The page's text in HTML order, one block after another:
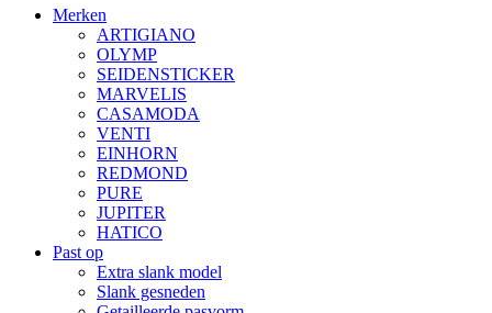
Merken
ARTIGIANO
OLYMP
SEIDENSTICKER
MARVELIS
CASAMODA
VENTI
EINHORN
REDMOND
PURE
JUPITER
HATICO
Past op
Extra slank model
Slank gesneden